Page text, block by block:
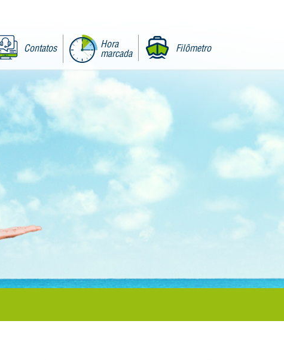
Contatos
Hora
marcada
Filômetro